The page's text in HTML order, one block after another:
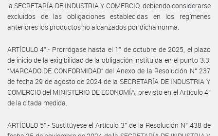
la SECRETARÍA DE INDUSTRIA Y COMERCIO, debiendo considerarse
excluidos de las obligaciones establecidas en los regímenes
anteriores los productos no alcanzados por dicha norma.
ARTÍCULO 4°.- Prorrógase hasta el 1° de octubre de 2025, el plazo
de inicio de la exigibilidad de la obligación instituida en el punto 3.3.
“MARCADO DE CONFORMIDAD” del Anexo de la Resolución N° 237
de fecha 29 de agosto de 2024 de la SECRETARÍA DE INDUSTRIA Y
COMERCIO del MINISTERIO DE ECONOMÍA, previsto en el Artículo 4°
de la citada medida.
ARTÍCULO 5°.- Sustitúyese el Artículo 3° de la Resolución N° 438 de